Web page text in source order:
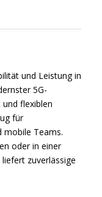
und Leistung in
5G-
flexiblen
für
mobile Teams.
oder in einer
zuverlässige